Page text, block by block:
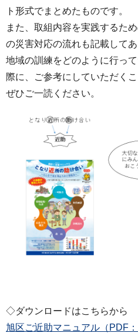
ト形式でまとめたものです。
また、取組内容を実践するた
の災害対応の流れも記載してあ
地域の訓練をどのように行っ
際に、ご参考にしていただく
ぜひご一読ください。
◇ダウンロードはこちらから
旭区ご近助マニュアル（PDF：